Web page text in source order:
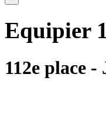
Equipier
112e place